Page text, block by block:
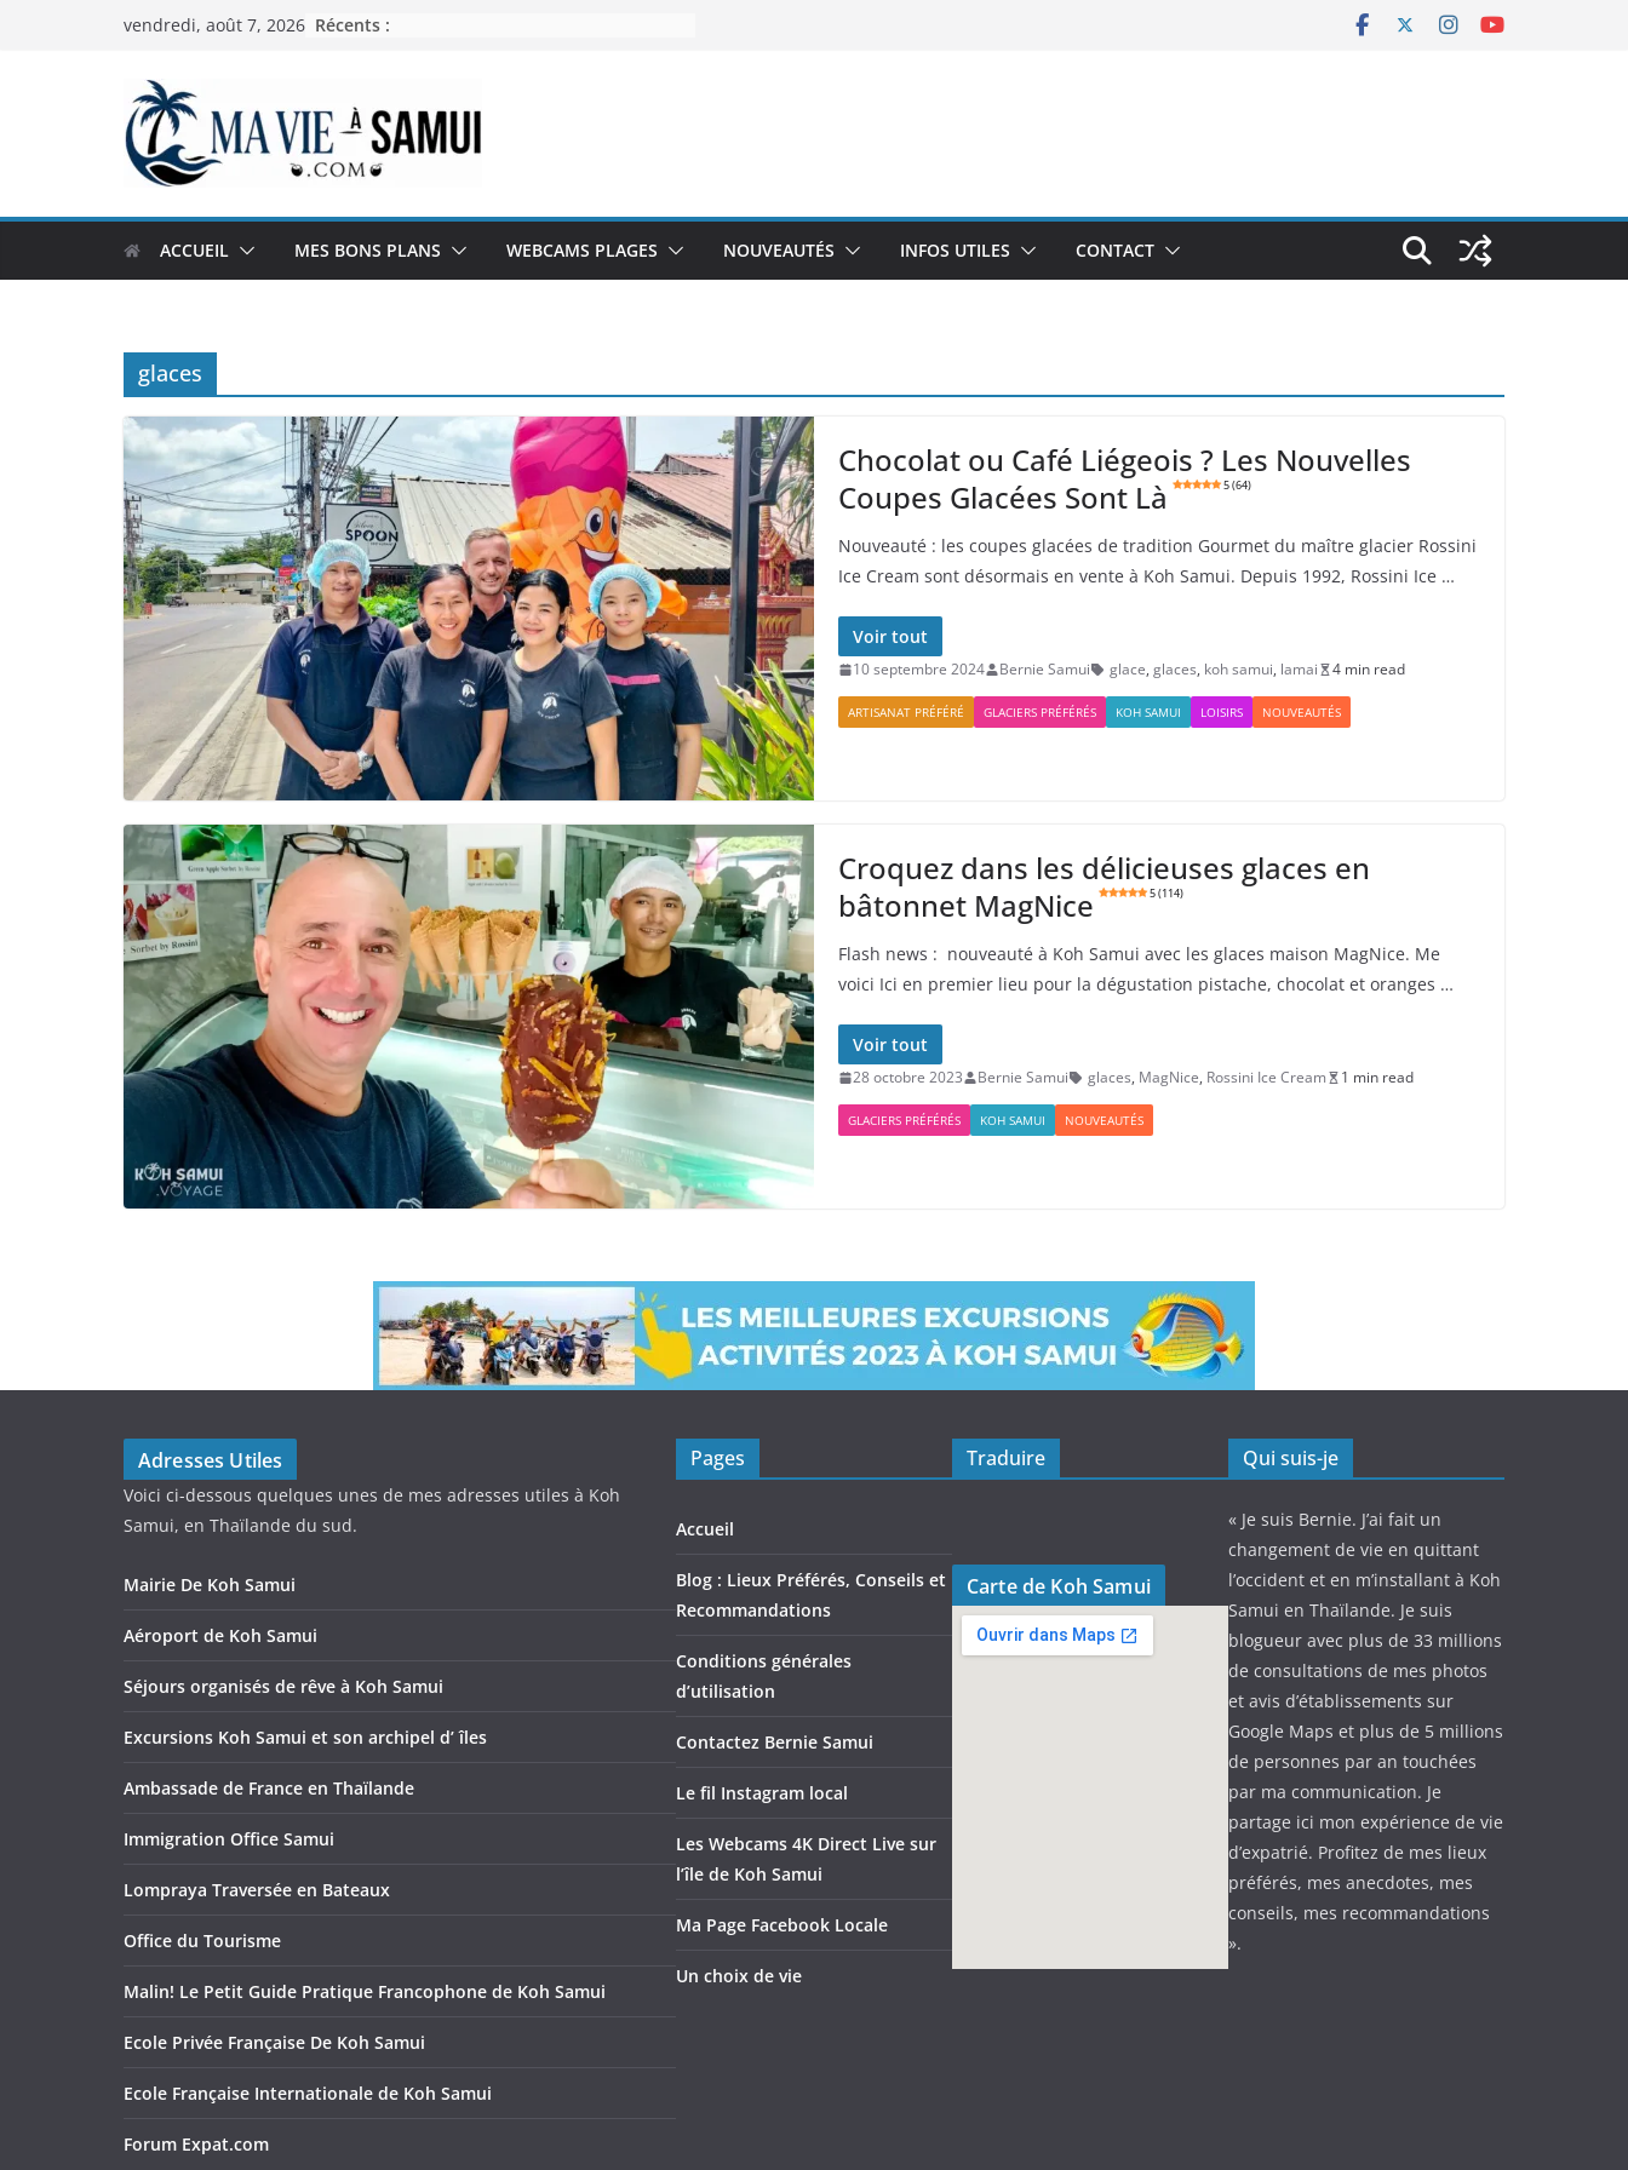
vendredi, août 7, 2026 Récents :
ACCUEIL MES BONS PLANS WEBCAMS PLAGES NOUVEAUTÉS INFOS UTILES CONTACT
glaces
Chocolat ou Café Liégeois ? Les Nouvelles
Coupes Glacées Sont Là
5 (64)
Nouveauté : les coupes glacées de tradition Gourmet du maître glacier Rossini
Ice Cream sont désormais en vente à Koh Samui. Depuis 1992, Rossini Ice …
Voir tout
10 septembre 2024 Bernie Samui glace, glaces, koh samui, lamai 4 min read
ARTISANAT PRÉFÉRÉ GLACIERS PRÉFÉRÉS KOH SAMUI LOISIRS NOUVEAUTÉS
Croquez dans les délicieuses glaces en
bâtonnet MagNice
5 (114)
Flash news : nouveauté à Koh Samui avec les glaces maison MagNice. Me
voici Ici en premier lieu pour la dégustation pistache, chocolat et oranges …
Voir tout
28 octobre 2023 Bernie Samui glaces, MagNice, Rossini Ice Cream 1 min read
GLACIERS PRÉFÉRÉS KOH SAMUI NOUVEAUTÉS
Adresses Utiles
Voici ci-dessous quelques unes de mes adresses utiles à Koh
Samui, en Thaïlande du sud.
Mairie De Koh Samui
Aéroport de Koh Samui
Séjours organisés de rêve à Koh Samui
Excursions Koh Samui et son archipel d’ îles
Ambassade de France en Thaïlande
Immigration Office Samui
Lompraya Traversée en Bateaux
Office du Tourisme
Malin! Le Petit Guide Pratique Francophone de Koh Samui
Ecole Privée Française De Koh Samui
Ecole Française Internationale de Koh Samui
Forum Expat.com
Pages
Accueil
Blog : Lieux Préférés, Conseils et
Recommandations
Conditions générales
d’utilisation
Contactez Bernie Samui
Le fil Instagram local
Les Webcams 4K Direct Live sur
l’île de Koh Samui
Ma Page Facebook Locale
Un choix de vie
Traduire
Carte de Koh Samui
Qui suis-je
« Je suis Bernie. J’ai fait un
changement de vie en quittant
l’occident et en m’installant à Koh
Samui en Thaïlande. Je suis
blogueur avec plus de 33 millions
de consultations de mes photos
et avis d’établissements sur
Google Maps et plus de 5 millions
de personnes par an touchées
par ma communication. Je
partage ici mon expérience de vie
d’expatrié. Profitez de mes lieux
préférés, mes anecdotes, mes
conseils, mes recommandations
».